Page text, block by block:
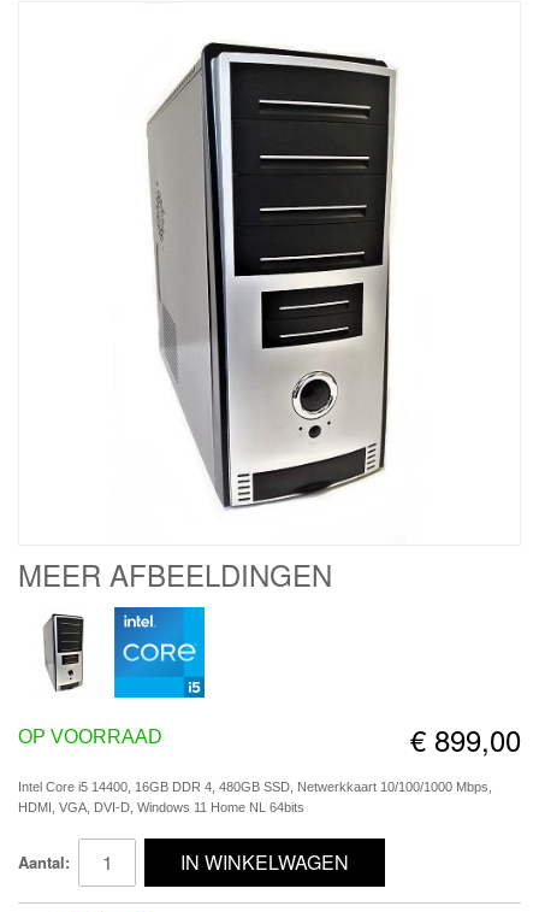
MEER AFBEELDINGEN
€ 899,00
OP VOORRAAD
Intel Core i5 14400, 16GB DDR 4, 480GB SSD, Netwerkkaart 10/100/1000 Mbps,
HDMI, VGA, DVI-D, Windows 11 Home NL 64bits
Aantal: IN WINKELWAGEN